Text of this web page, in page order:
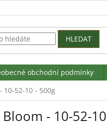
HLEDAT
obchodní podmínky
10-52-10 - 500g
- 10-52-